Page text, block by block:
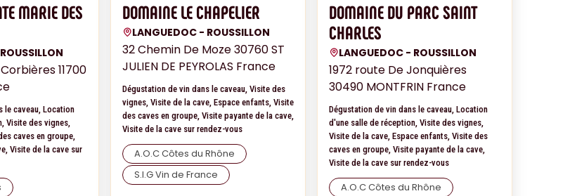
MARIE DES
11700
le caveau, Location
Visite des vignes,
caves en groupe,
Visite de la cave sur
DOMAINE LE CHAPELIER
LANGUEDOC - ROUSSILLON
32 Chemin De Moze 30760 ST
JULIEN DE PEYROLAS France
Dégustation de vin dans le caveau, Visite des
vignes, Visite de la cave, Espace enfants, Visite
des caves en groupe, Visite payante de la cave,
Visite de la cave sur rendez-vous
A.O.C Côtes du Rhône
S.I.G Vin de France
DOMAINE DU PARC SAINT
CHARLES
LANGUEDOC - ROUSSILLON
1972 route De Jonquières
30490 MONTFRIN France
Dégustation de vin dans le caveau, Location
d'une salle de réception, Visite des vignes,
Visite de la cave, Espace enfants, Visite des
caves en groupe, Visite payante de la cave,
Visite de la cave sur rendez-vous
A.O.C Côtes du Rhône